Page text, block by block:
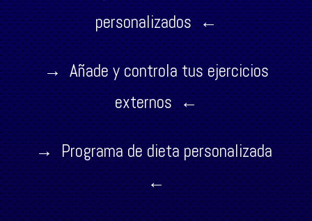
personalizados ←
→ Añade y controla tus ejercicios
externos ←
→ Programa de dieta personalizada
←